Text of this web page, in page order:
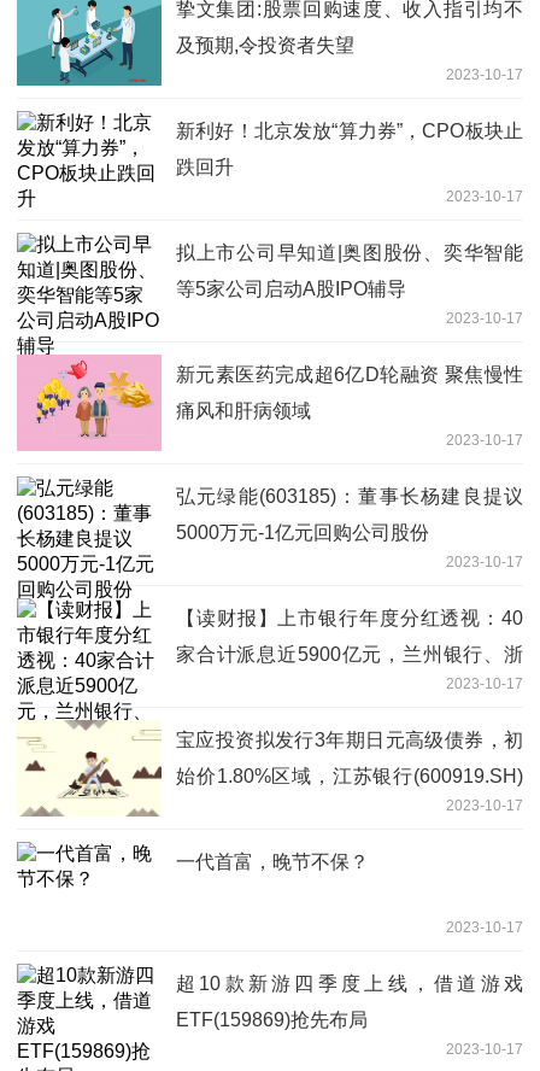
挚文集团:股票回购速度、收入指引均不
及预期,令投资者失望
2023-10-17
新利好！北京发放“算力券”，CPO板块止
跌回升
2023-10-17
拟上市公司早知道|奥图股份、奕华智能
等5家公司启动A股IPO辅导
2023-10-17
新元素医药完成超6亿D轮融资 聚焦慢性
痛风和肝病领域
2023-10-17
弘元绿能(603185)：董事长杨建良提议
5000万元-1亿元回购公司股份
2023-10-17
【读财报】上市银行年度分红透视：40
家合计派息近5900亿元，兰州银行、浙
2023-10-17
宝应投资拟发行3年期日元高级债券，初
始价1.80%区域，江苏银行(600919.SH)
2023-10-17
一代首富，晚节不保？
2023-10-17
超10款新游四季度上线，借道游戏
ETF(159869)抢先布局
2023-10-17